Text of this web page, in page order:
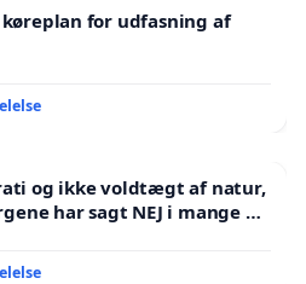
for udfasning af
ikke voldtægt af natur,
har sagt NEJ i mange år.